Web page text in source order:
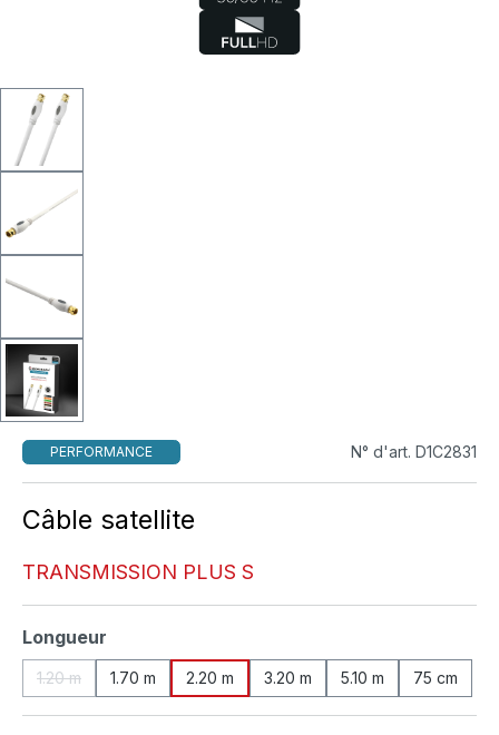
PERFORMANCE N° d'art. D1C2831
Câble satellite
TRANSMISSION PLUS S
Sélectionnez
Longueur
1.20 m 1.70 m 2.20 m 3.20 m 5.10 m 75 cm